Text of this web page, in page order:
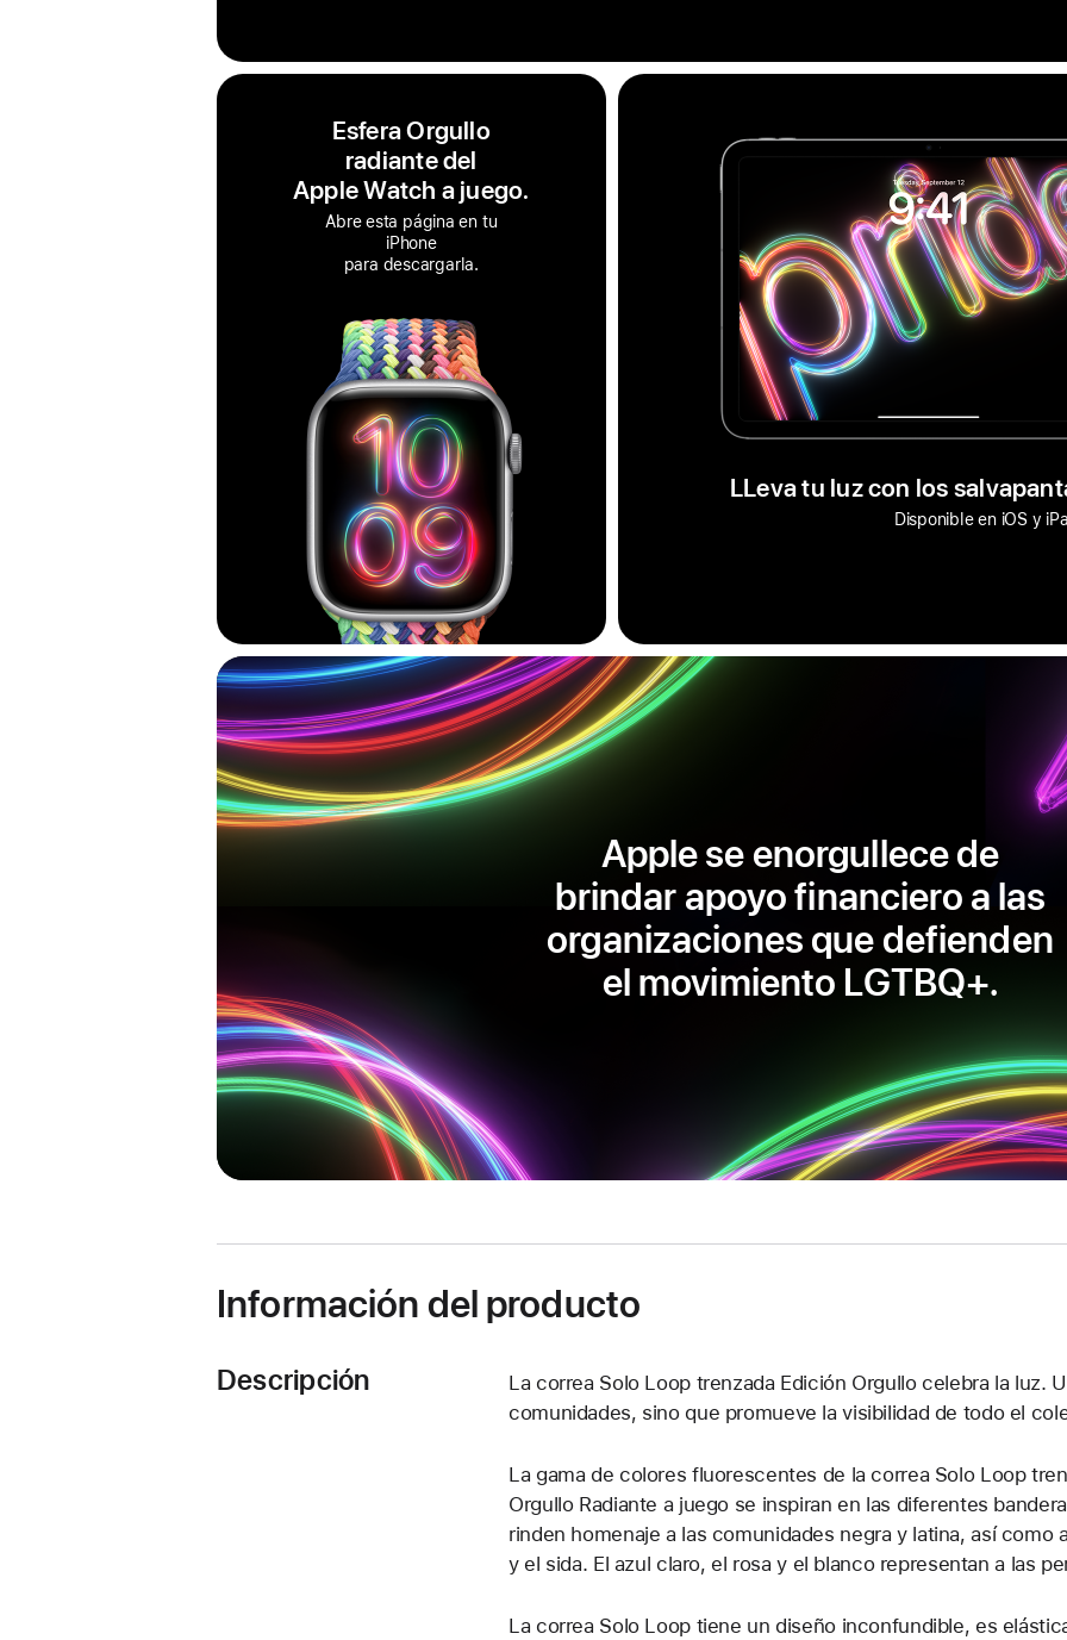
Esfera Orgullo
radiante del
Apple Watch a juego.
Abre esta página en tu
iPhone
para descargarla.
LLeva tu luz con los
Disponible en iOS y
Apple se enorgullece de
brindar apoyo financiero a las
organizaciones que defienden
el movimiento LGTBQ+.
Información del producto
Descripción
La correa Solo Loop trenzada Edición Orgullo celebra la luz.
comunidades, sino que promueve la visibilidad de todo el
La gama de colores fluorescentes de la correa Solo Loop
Orgullo Radiante a juego se inspiran en las diferentes
rinden homenaje a las comunidades negra y latina, así como
y el sida. El azul claro, el rosa y el blanco representan a las
La correa Solo Loop tiene un diseño inconfundible, es